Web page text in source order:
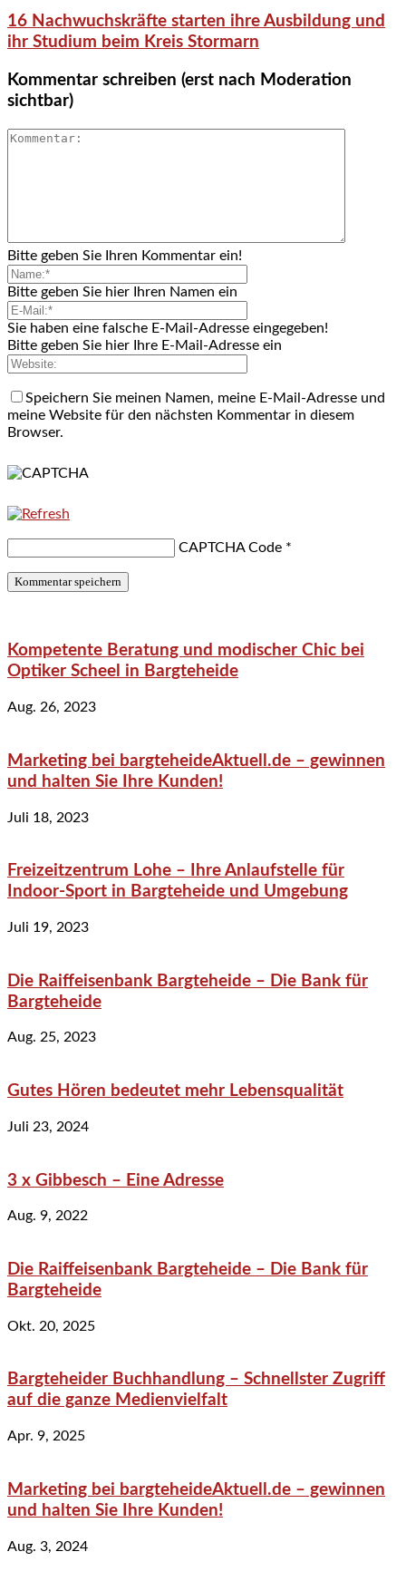
16 Nachwuchskräfte starten ihre Ausbildung und
ihr Studium beim Kreis Stormarn
Kommentar schreiben (erst nach Moderation
sichtbar)
Bitte geben Sie Ihren Kommentar ein!
Bitte geben Sie hier Ihren Namen ein
Sie haben eine falsche E-Mail-Adresse eingegeben!
Bitte geben Sie hier Ihre E-Mail-Adresse ein
Speichern Sie meinen Namen, meine E-Mail-Adresse und
meine Website für den nächsten Kommentar in diesem
Browser.
CAPTCHA Code *
Kompetente Beratung und modischer Chic bei
Optiker Scheel in Bargteheide
Aug. 26, 2023
Marketing bei bargteheideAktuell.de – gewinnen
und halten Sie Ihre Kunden!
Juli 18, 2023
Freizeitzentrum Lohe – Ihre Anlaufstelle für
Indoor-Sport in Bargteheide und Umgebung
Juli 19, 2023
Die Raiffeisenbank Bargteheide – Die Bank für
Bargteheide
Aug. 25, 2023
Gutes Hören bedeutet mehr Lebensqualität
Juli 23, 2024
3 x Gibbesch – Eine Adresse
Aug. 9, 2022
Die Raiffeisenbank Bargteheide – Die Bank für
Bargteheide
Okt. 20, 2025
Bargteheider Buchhandlung – Schnellster Zugriff
auf die ganze Medienvielfalt
Apr. 9, 2025
Marketing bei bargteheideAktuell.de – gewinnen
und halten Sie Ihre Kunden!
Aug. 3, 2024